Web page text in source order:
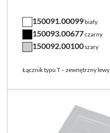
150091.00099 biały
150093.00677czarny
150092.00100szary
Łącznik typu T – zewnętrzny lewy